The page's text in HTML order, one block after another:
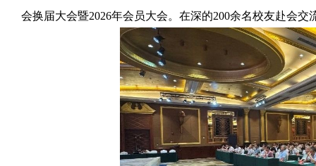
会换届大会暨2026年会员大会。在深的200余名校友赴会交